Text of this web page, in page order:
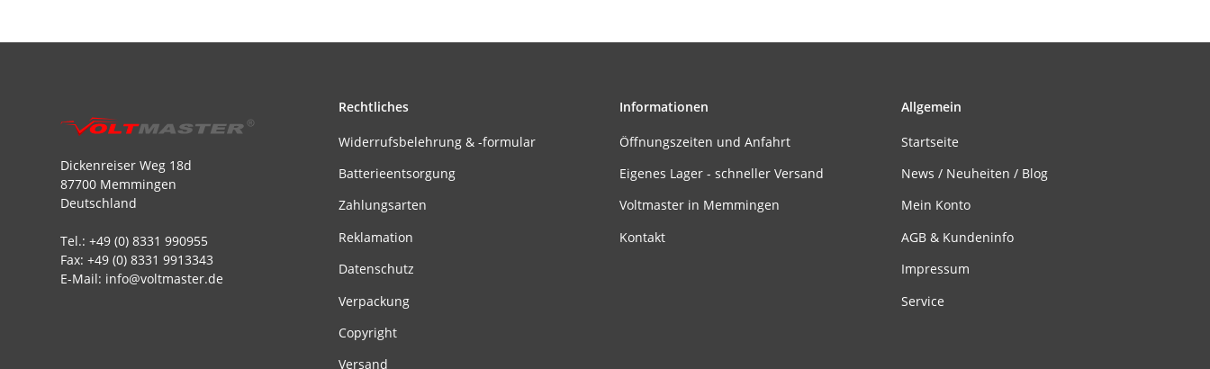
Dickenreiser Weg 18d
87700 Memmingen
Deutschland
Tel.: +49 (0) 8331 990955
Fax: +49 (0) 8331 9913343
E-Mail: info@voltmaster.de
Rechtliches
Widerrufsbelehrung & -formular
Batterieentsorgung
Zahlungsarten
Reklamation
Datenschutz
Verpackung
Copyright
Versand
Informationen
Öffnungszeiten und Anfahrt
Eigenes Lager - schneller Versand
Voltmaster in Memmingen
Kontakt
Allgemein
Startseite
News / Neuheiten / Blog
Mein Konto
AGB & Kundeninfo
Impressum
Service